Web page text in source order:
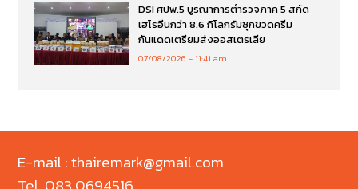
DSI ศปพ.5 บูรณาการตำรวจภาค 5 สกัด
เฮโรอีนกว่า 8.6 กิโลกรัมซุกขวดครีม
กันแดดเตรียมส่งออสเตรเลีย
07/08/2026 11:41 am
E-mail : thairemark@gmail.com